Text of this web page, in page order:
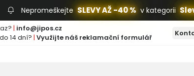
Nepromeškejte SLEVY AŽ -40 % v kategorii
| info@jipos.cz
14 dní? | Využijte náš reklamační formulář